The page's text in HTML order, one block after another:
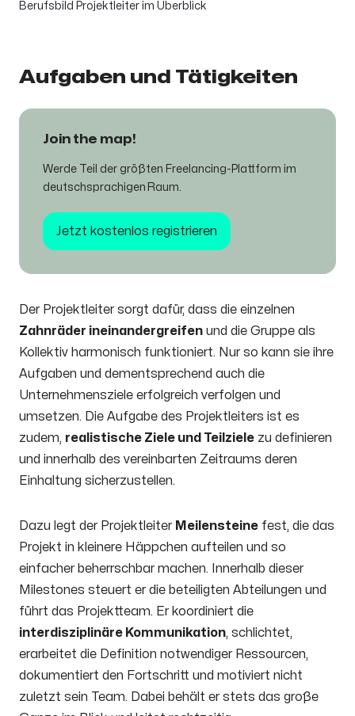
Berufsbild Projektleiter im Überblick
Aufgaben und Tätigkeiten
Join the map!
Werde Teil der größten Freelancing-Plattform im
deutschsprachigen Raum.​
Jetzt kostenlos registrieren
Der Projektleiter sorgt dafür, dass die einzelnen
Zahnräder ineinandergreifen und die Gruppe als
Kollektiv harmonisch funktioniert. Nur so kann sie ihre
Aufgaben und dementsprechend auch die
Unternehmensziele erfolgreich verfolgen und
umsetzen. Die Aufgabe des Projektleiters ist es
zudem, realistische Ziele und Teilziele zu definieren
und innerhalb des vereinbarten Zeitraums deren
Einhaltung sicherzustellen.
Dazu legt der Projektleiter Meilensteine fest, die das
Projekt in kleinere Häppchen aufteilen und so
einfacher beherrschbar machen. Innerhalb dieser
Milestones steuert er die beteiligten Abteilungen und
führt das Projektteam. Er koordiniert die
interdisziplinäre Kommunikation, schlichtet,
erarbeitet die Definition notwendiger Ressourcen,
dokumentiert den Fortschritt und motiviert nicht
zuletzt sein Team. Dabei behält er stets das große